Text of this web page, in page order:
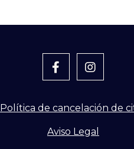
Política de cancelación de
Aviso Legal